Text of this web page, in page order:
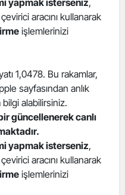
aracını kullanarak
işlemlerinizi
1,0478. Bu rakamlar,
sayfasından anlık
bilgi alabilirsiniz.
güncellenerek canlı
yapmak isterseniz,
aracını kullanarak
işlemlerinizi